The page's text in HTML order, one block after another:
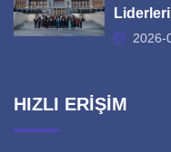
2026-
HIZLI ERİŞİM